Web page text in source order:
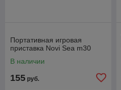
Портативная игровая
приставка Novi Sea m30
В наличии
155 руб.